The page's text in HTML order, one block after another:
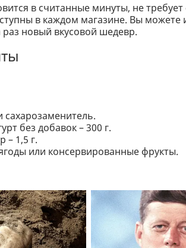
в считанные минуты, не
в каждом магазине. Вы
раз новый вкусовой шедевр.
сахарозаменитель.
без добавок – 300 г.
– 1,5 г.
или консервированные фрукты.